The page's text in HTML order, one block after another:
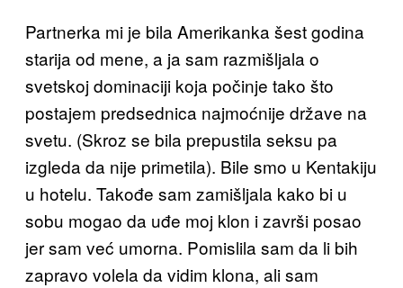
Partnerka mi je bila Amerikanka šest godina
starija od mene, a ja sam razmišljala o
svetskoj dominaciji koja počinje tako što
postajem predsednica najmoćnije države na
svetu. (Skroz se bila prepustila seksu pa
izgleda da nije primetila). Bile smo u Kentakiju
u hotelu. Takođe sam zamišljala kako bi u
sobu mogao da uđe moj klon i završi posao
jer sam već umorna. Pomislila sam da li bih
zapravo volela da vidim klona, ali sam